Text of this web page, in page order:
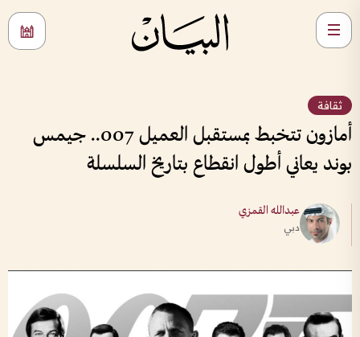
ثقافة
أمازون تتخبط بمستقبل العميل 007.. جيمس
بوند يعاني أطول انقطاع بتاريخ السلسلة
عبدالله القمزي
دبي